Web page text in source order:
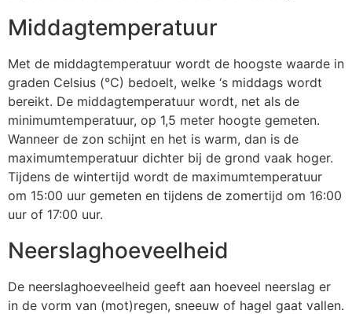
Middagtemperatuur
Met de middagtemperatuur wordt de hoogste waarde in
graden Celsius (°C) bedoelt, welke ‘s middags wordt
bereikt. De middagtemperatuur wordt, net als de
minimumtemperatuur, op 1,5 meter hoogte gemeten.
Wanneer de zon schijnt en het is warm, dan is de
maximumtemperatuur dichter bij de grond vaak hoger.
Tijdens de wintertijd wordt de maximumtemperatuur
om 15:00 uur gemeten en tijdens de zomertijd om 16:00
uur of 17:00 uur.
Neerslaghoeveelheid
De neerslaghoeveelheid geeft aan hoeveel neerslag er
in de vorm van (mot)regen, sneeuw of hagel gaat vallen.